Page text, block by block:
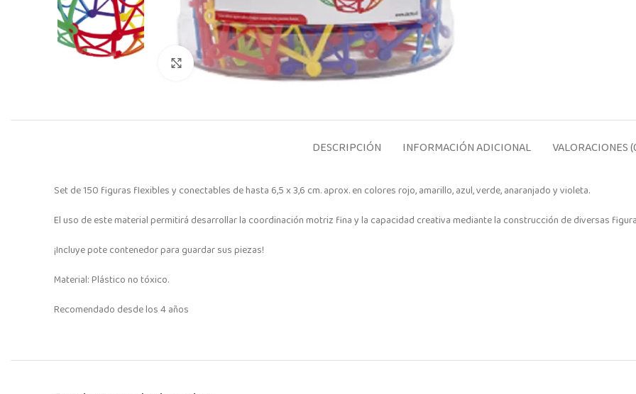
Click to enlarge
DESCRIPCIÓN INFORMACIÓN ADICIONAL VALORACIONES
Set de 150 figuras flexibles y conectables de hasta 6,5 x 3,6 cm. aprox. en colores rojo, amarillo, azul, verde, anaranjado y violeta.
El uso de este material permitirá desarrollar la coordinación motriz fina y la capacidad creativa mediante la construcción de diversas
¡Incluye pote contenedor para guardar sus piezas!
Material: Plástico no tóxico.
Recomendado desde los 4 años